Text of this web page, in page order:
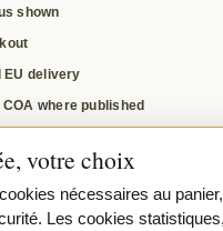
shown
EU delivery
COA where published
VISA
SEPA PPL
votre choix
nécessaires au
Les cookies